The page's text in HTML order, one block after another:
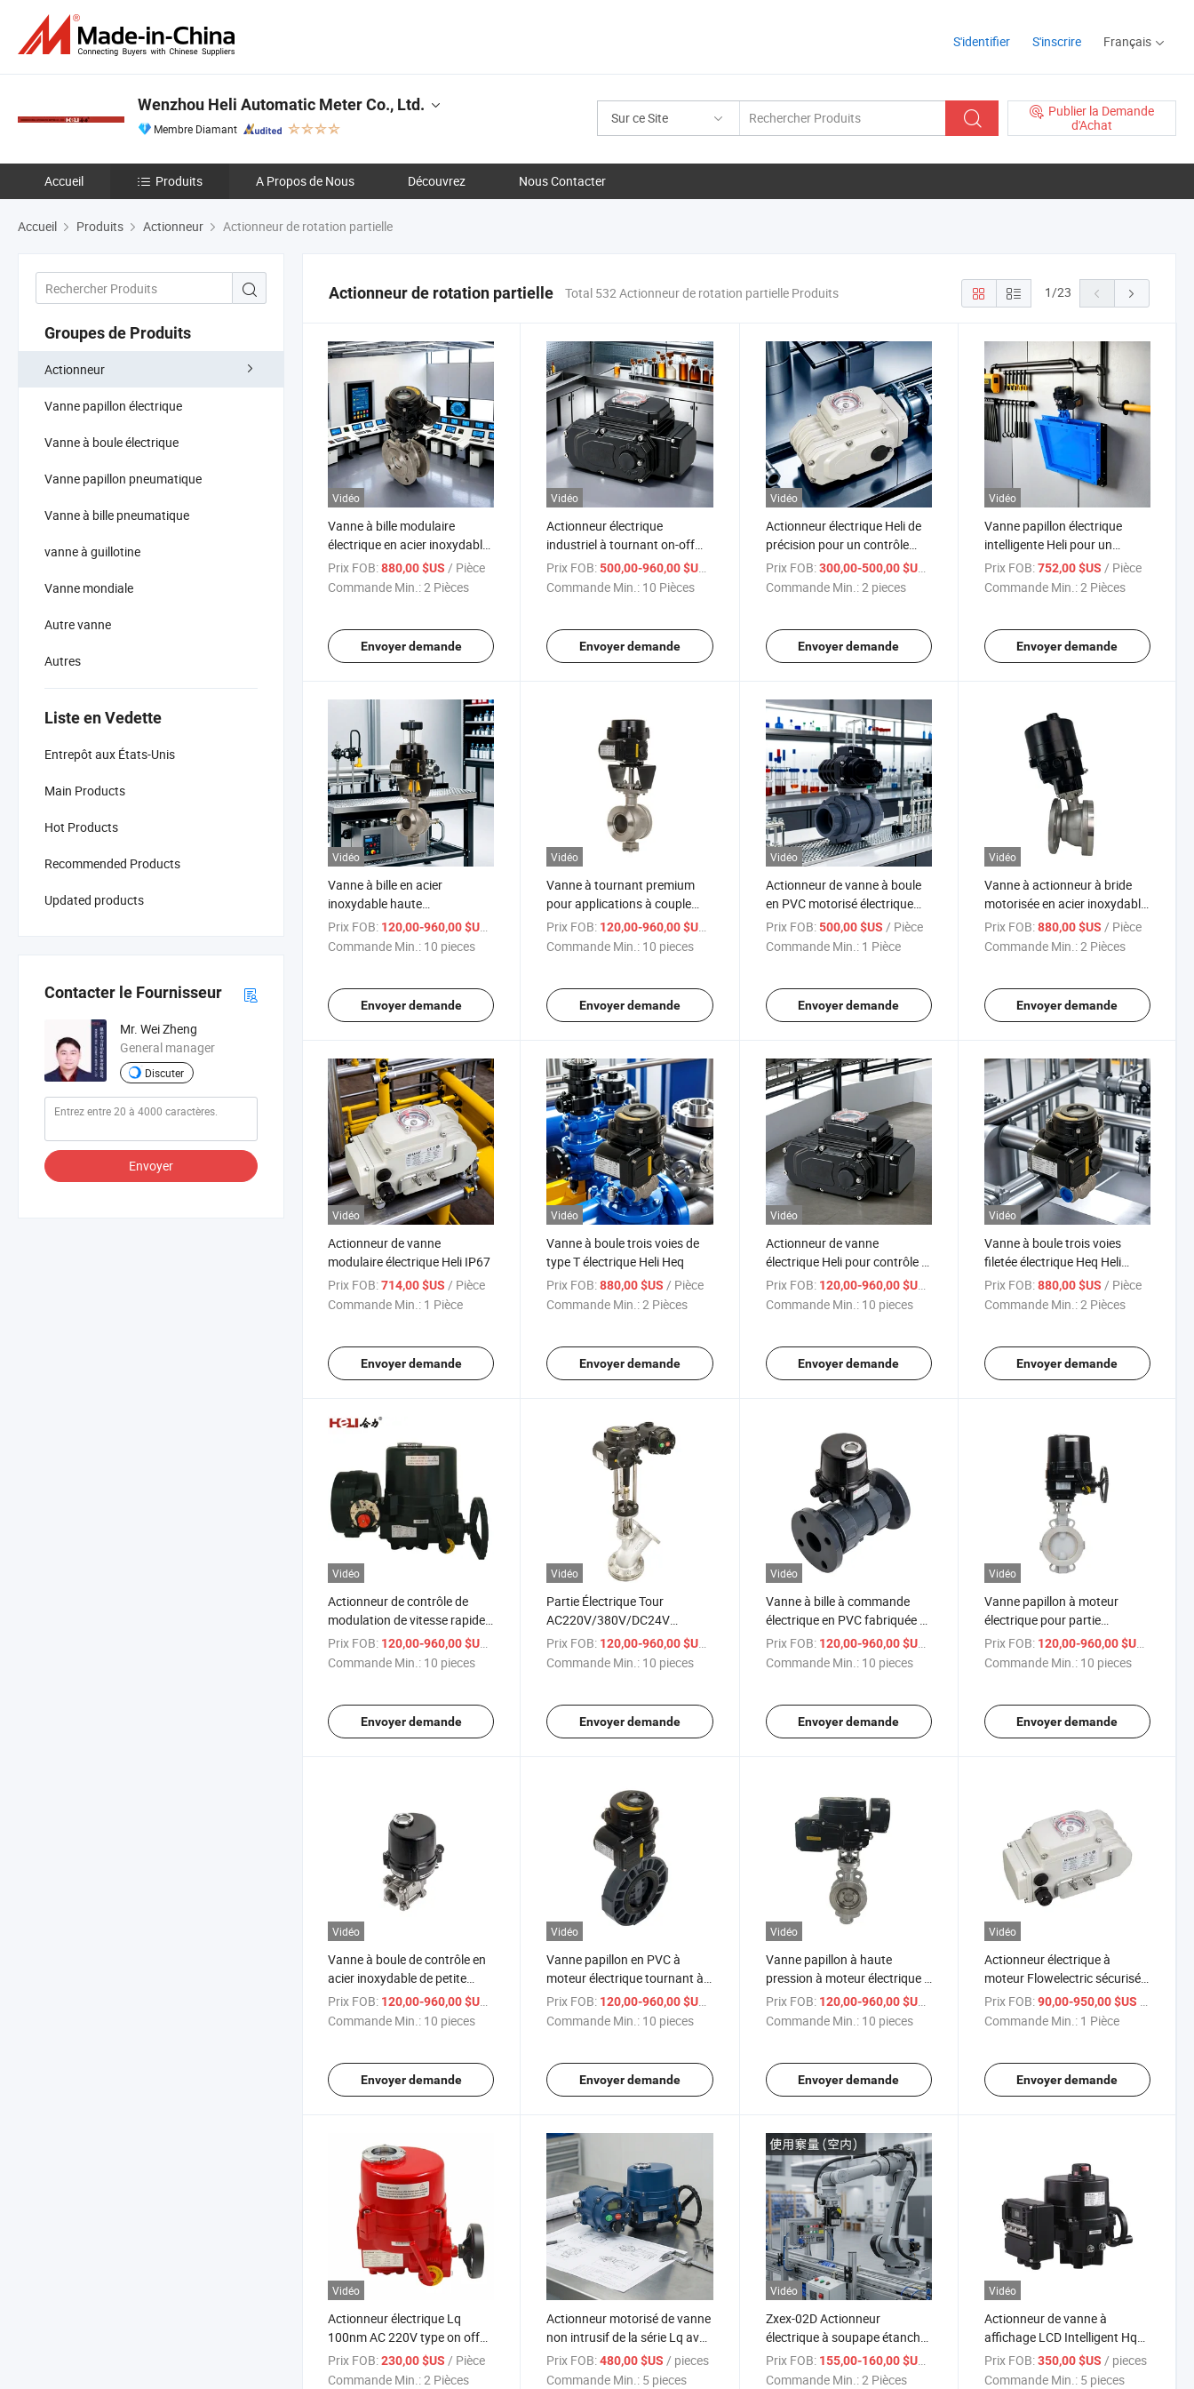
S'identifier S'inscrire Français
Sur ce Site
Publier la Demande
d'Achat
Wenzhou Heli Automatic Meter Co., Ltd.
Membre Diamant
Accueil Produits A Propos de Nous Découvrez Nous Contacter
Accueil Produits Actionneur Actionneur de rotation partielle
Groupes de Produits
Actionneur
Vanne papillon électrique
Vanne à boule électrique
Vanne papillon pneumatique
Vanne à bille pneumatique
vanne à guillotine
Vanne mondiale
Autre vanne
Autres
Liste en Vedette
Entrepôt aux États-Unis
Main Products
Hot Products
Recommended Products
Updated products
Contacter le Fournisseur
Mr. Wei Zheng
General manager
Discuter
Envoyer
Actionneur de rotation partielle Total 532 Actionneur de rotation partielle Produits 1/23
Vidéo
Vanne à bille modulaire
électrique en acier inoxydable
Heli 304 fine
Prix FOB:880,00 $US / Pièce
Commande Min.:2 Pièces
Envoyer demande
Vidéo
Actionneur électrique
industriel à tournant on-off
Heli Brand Hl
Prix FOB: 500,00-960,00 $US
Commande Min.: 10 Pièces
Envoyer demande
Vidéo
Actionneur électrique Heli de
précision pour un contrôle
efficace du flux d'air
Prix FOB: 300,00-500,00 $US
Commande Min.:2 pieces
Envoyer demande
Vidéo
Vanne papillon électrique
intelligente Heli pour un
contrôle de débit précis
Prix FOB: 752,00 $US / Pièce
Commande Min.:2 Pièces
Envoyer demande
Vidéo
Vanne à bille en acier
inoxydable haute
performance avec une
évaluation de IP67
Prix FOB: 120,00-960,00 $US
Commande Min.: 10 pieces
Envoyer demande
Vidéo
Vanne à tournant premium
pour applications à couple
élevé, noire ou bleue
Prix FOB: 120,00-960,00 $US
Commande Min.: 10 pieces
Envoyer demande
Vidéo
Actionneur de vanne à boule
en PVC motorisé électrique
Heli Brand
Prix FOB: 500,00 $US / Pièce
Commande Min.: 1 Pièce
Envoyer demande
Vidéo
Vanne à actionneur à bride
motorisée en acier inoxydable
Heli 304
Prix FOB: 880,00 $US / Pièce
Commande Min.:2 Pièces
Envoyer demande
Vidéo
Actionneur de vanne
modulaire électrique Heli IP67
Prix FOB:714,00 $US / Pièce
Commande Min.: 1 Pièce
Envoyer demande
Vidéo
Vanne à boule trois voies de
type T électrique Heli Heq
Prix FOB: 880,00 $US / Pièce
Commande Min.:2 Pièces
Envoyer demande
Vidéo
Actionneur de vanne
électrique Heli pour contrôle à
quart de tour, AC220V
Prix FOB: 120,00-960,00 $US
Commande Min.: 10 pieces
Envoyer demande
Vidéo
Vanne à boule trois voies
filetée électrique Heq Heli
Marque IP67
Prix FOB: 880,00 $US / Pièce
Commande Min.:2 Pièces
Envoyer demande
Vidéo
Actionneur de contrôle de
modulation de vitesse rapide
de pièce électrique AC220V
IP67
Prix FOB: 120,00-960,00 $US
Commande Min.: 10 pieces
Envoyer demande
Vidéo
Partie Électrique Tour
AC220V/380V/DC24V
Actionneur
Prix FOB: 120,00-960,00 $US
Commande Min.: 10 pieces
Envoyer demande
Vidéo
Vanne à bille à commande
électrique en PVC fabriquée à
Zhejiang IP67 220VAC
Prix FOB: 120,00-960,00 $US
Commande Min.: 10 pieces
Envoyer demande
Vidéo
Vanne papillon à moteur
électrique pour partie
tournante
AC220V/AC380V/DC24V
Prix FOB: 120,00-960,00 $US
Commande Min.: 10 pieces
Envoyer demande
Vidéo
Vanne à boule de contrôle en
acier inoxydable de petite
taille électrique 3 pièces
Prix FOB: 120,00-960,00 $US
Commande Min.: 10 pieces
Envoyer demande
Vidéo
Vanne papillon en PVC à
moteur électrique tournant à
explosion proof IP67
Prix FOB: 120,00-960,00 $US
Commande Min.: 10 pieces
Envoyer demande
Vidéo
Vanne papillon à haute
pression à moteur électrique à
joint dur AC220V
Prix FOB: 120,00-960,00 $US
Commande Min.: 10 pieces
Envoyer demande
Vidéo
Actionneur électrique à
moteur Flowelectric sécurisé
contre l'incendie 3 Voie vanne
à boule en PVC/Acier
réservoir d'eau, actionneur
motorisé intelligent
Prix FOB: 90,00-950,00 $US / Pièce
Commande Min.: 1 Pièce
Envoyer demande
Vidéo
Actionneur électrique Lq
100nm AC 220V type on off
Qt actionneur de vanne
surcouple
Prix FOB:230,00 $US / Pièce
Commande Min.:2 Pièces
Actionneur motorisé de vanne
non intrusif de la série Lq avec
télécommande et affichage
LCD type marche/arrêt
Prix FOB: 480,00 $US / pieces
Commande Min.: 5 pieces
Vidéo
Zxex-02D Actionneur
électrique à soupape étanche
aux explosions 24nm 24VDC
type on off
Prix FOB: 155,00-160,00 $US
Commande Min.:2 Pièces
Vidéo
Actionneur de vanne à
affichage LCD Intelligent Hq
Y1 avec roue manuelle
Prix FOB: 350,00 $US / pieces
Commande Min.: 5 pieces